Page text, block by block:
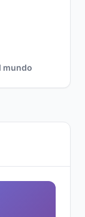
mundo